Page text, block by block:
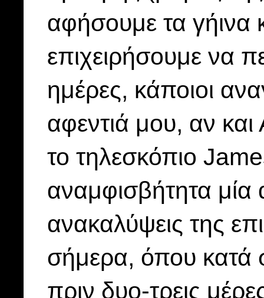
αφήσουμε τα γήινα
επιχειρήσουμε να
ημέρες, κάποιοι
αφεντιά μου, αν και
το τηλεσκόπιο
αναμφισβήτητα μία
ανακαλύψεις της
σήμερα, όπου κατά
πριν δυο-τρεις